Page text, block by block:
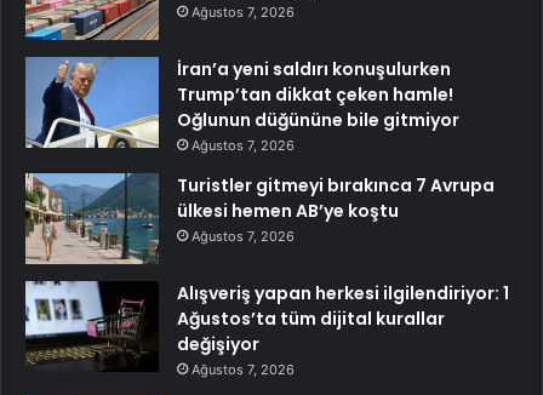
Ağustos 7, 2026
İran’a yeni saldırı konuşulurken
Trump’tan dikkat çeken hamle!
Oğlunun düğününe bile gitmiyor
Ağustos 7, 2026
Turistler gitmeyi bırakınca 7 Avrupa
ülkesi hemen AB’ye koştu
Ağustos 7, 2026
Alışveriş yapan herkesi ilgilendiriyor: 1
Ağustos’ta tüm dijital kurallar
değişiyor
Ağustos 7, 2026